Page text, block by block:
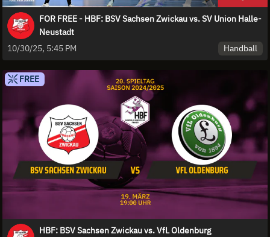
FOR FREE - HBF: BSV Sachsen Zwickau vs. SV Union Halle-
Neustadt
10/30/25, 5:45 PM
Handball
FREE
HBF: BSV Sachsen Zwickau vs. VfL Oldenburg